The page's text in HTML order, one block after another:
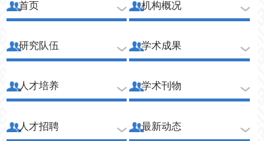
首页 机构概况
研究队伍 学术成果
人才培养 学术刊物
人才招聘 最新动态